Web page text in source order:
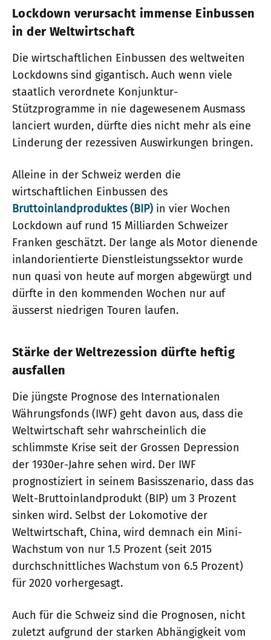
Lockdown verursacht immense Einbussen
in der Weltwirtschaft
Die wirtschaftlichen Einbussen des weltweiten
Lockdowns sind gigantisch. Auch wenn viele
staatlich verordnete Konjunktur-
Stützprogramme in nie dagewesenem Ausmass
lanciert wurden, dürfte dies nicht mehr als eine
Linderung der rezessiven Auswirkungen bringen.
Alleine in der Schweiz werden die
wirtschaftlichen Einbussen des
Bruttoinlandproduktes (BIP) in vier Wochen
Lockdown auf rund 15 Milliarden Schweizer
Franken geschätzt. Der lange als Motor dienende
inlandorientierte Dienstleistungssektor wurde
nun quasi von heute auf morgen abgewürgt und
dürfte in den kommenden Wochen nur auf
äusserst niedrigen Touren laufen.
Stärke der Weltrezession dürfte heftig
ausfallen
Die jüngste Prognose des Internationalen
Währungsfonds (IWF) geht davon aus, dass die
Weltwirtschaft sehr wahrscheinlich die
schlimmste Krise seit der Grossen Depression
der 1930er-Jahre sehen wird. Der IWF
prognostiziert in seinem Basisszenario, dass das
Welt-Bruttoinlandprodukt (BIP) um 3 Prozent
sinken wird. Selbst der Lokomotive der
Weltwirtschaft, China, wird demnach ein Mini-
Wachstum von nur 1.5 Prozent (seit 2015
durchschnittliches Wachstum von 6.5 Prozent)
für 2020 vorhergesagt.
Auch für die Schweiz sind die Prognosen, nicht
zuletzt aufgrund der starken Abhängigkeit vom